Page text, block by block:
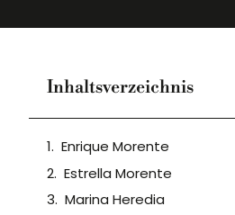
Inhaltsverzeichnis
Enrique Morente
Estrella Morente
Marina Heredia